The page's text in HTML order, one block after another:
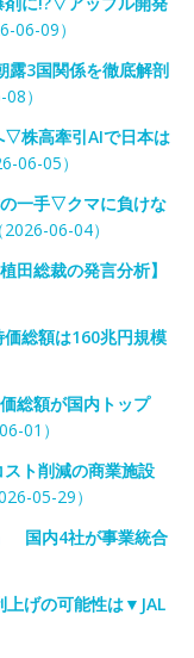
06-09）
露3国関係を徹底解剖
）
▽株高牽引AIで日本は
06-05）
一手▽クマに負けな
2026-06-04）
総裁の発言分析】
総額は160兆円規模
総額が国内トップ
01）
ト削減の商業施設
05-29）
国内4社が事業統合
げの可能性は▼JAL